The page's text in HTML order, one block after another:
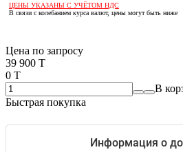
ЦЕНЫ УКАЗАНЫ С УЧЁТОМ НДС
В связи с колебанием курса валют, цены могут быть ниже
Цена по запросу
39 900 T
0 T
В
Быстрая покупка
Информация о